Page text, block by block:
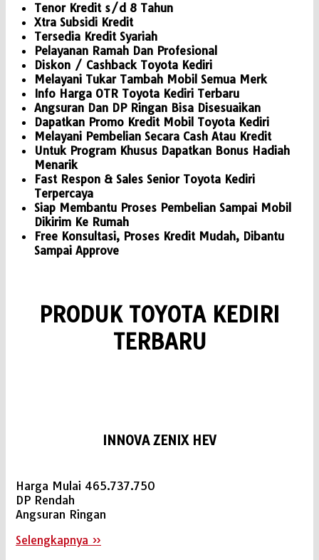
Tenor Kredit s/d 8 Tahun
Xtra Subsidi Kredit
Tersedia Kredit Syariah
Pelayanan Ramah Dan Profesional
Diskon / Cashback Toyota Kediri
Melayani Tukar Tambah Mobil Semua Merk
Info Harga OTR Toyota Kediri Terbaru
Angsuran Dan DP Ringan Bisa Disesuaikan
Dapatkan Promo Kredit Mobil Toyota Kediri
Melayani Pembelian Secara Cash Atau Kredit
Untuk Program Khusus Dapatkan Bonus Hadiah
Menarik
Fast Respon & Sales Senior Toyota Kediri
Terpercaya
Siap Membantu Proses Pembelian Sampai Mobil
Dikirim Ke Rumah
Free Konsultasi, Proses Kredit Mudah, Dibantu
Sampai Approve
PRODUK TOYOTA KEDIRI
TERBARU
INNOVA ZENIX HEV
Harga Mulai 465.737.750
DP Rendah
Angsuran Ringan
Selengkapnya »